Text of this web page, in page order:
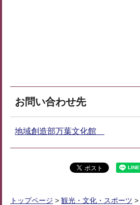
お問い合わせ先
地域創造部万葉文化館
トップページ > 観光・文化・スポーツ >